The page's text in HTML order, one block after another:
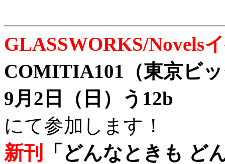
GLASSWORKS/Novels
COMITIA101（東京ビ
9月2日（日）う12b
にて参加します！
新刊
「どんなときも ど